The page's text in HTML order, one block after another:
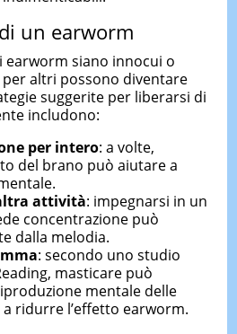
un earworm
earworm siano innocui o
altri possono diventare
suggerite per liberarsi di
includono:
per intero: a volte,
del brano può aiutare a
attività: impegnarsi in un
concentrazione può
dalla melodia.
: secondo uno studio
masticare può
mentale delle
ridurre l’effetto earworm.